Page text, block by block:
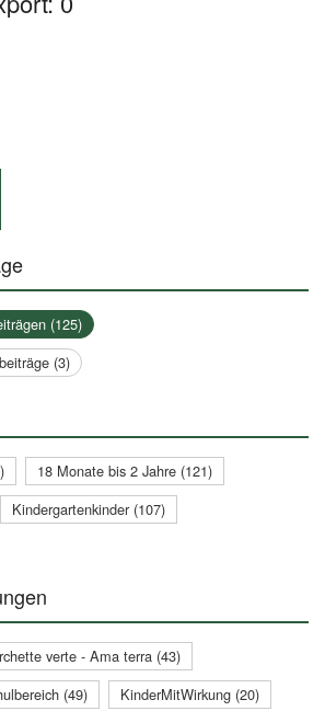
(125)
(3)
18 Monate bis 2 Jahre (121)
Kindergartenkinder (107)
verte - Ama terra (43)
(49)
KinderMitWirkung (20)